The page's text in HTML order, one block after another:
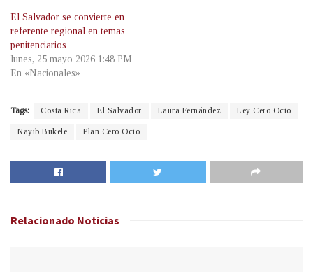
El Salvador se convierte en
referente regional en temas
penitenciarios
lunes, 25 mayo 2026 1:48 PM
En «Nacionales»
Tags: Costa Rica El Salvador Laura Fernández Ley Cero Ocio
Nayib Bukele Plan Cero Ocio
Relacionado Noticias